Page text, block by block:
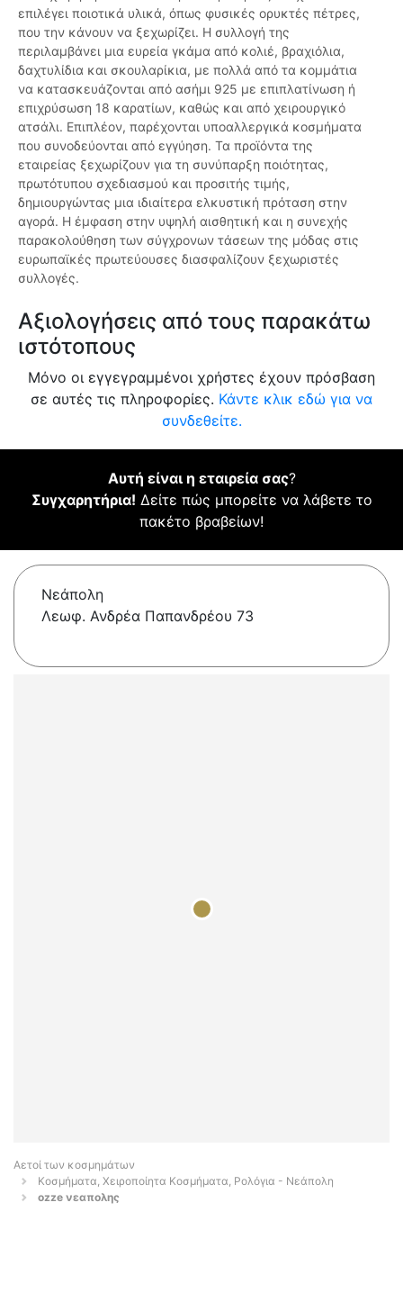
επιλέγει ποιοτικά υλικά, όπως φυσικές ορυκτές πέτρες,
που την κάνουν να ξεχωρίζει. Η συλλογή της
περιλαμβάνει μια ευρεία γκάμα από κολιέ, βραχιόλια,
δαχτυλίδια και σκουλαρίκια, με πολλά από τα κομμάτια
να κατασκευάζονται από ασήμι 925 με επιπλατίνωση ή
επιχρύσωση 18 καρατίων, καθώς και από χειρουργικό
ατσάλι. Επιπλέον, παρέχονται υποαλλεργικά κοσμήματα
που συνοδεύονται από εγγύηση. Τα προϊόντα της
εταιρείας ξεχωρίζουν για τη συνύπαρξη ποιότητας,
πρωτότυπου σχεδιασμού και προσιτής τιμής,
δημιουργώντας μια ιδιαίτερα ελκυστική πρόταση στην
αγορά. Η έμφαση στην υψηλή αισθητική και η συνεχής
παρακολούθηση των σύγχρονων τάσεων της μόδας στις
ευρωπαϊκές πρωτεύουσες διασφαλίζουν ξεχωριστές
συλλογές.
Αξιολογήσεις από τους παρακάτω
ιστότοπους
Μόνο οι εγγεγραμμένοι χρήστες έχουν πρόσβαση
σε αυτές τις πληροφορίες. Κάντε κλικ εδώ για να
συνδεθείτε.
Αυτή είναι η εταιρεία σας?
Συγχαρητήρια! Δείτε πώς μπορείτε να λάβετε το
πακέτο βραβείων!
Νεάπολη
Λεωφ. Ανδρέα Παπανδρέου 73
Αετοί των κοσμημάτων
Κοσμήματα, Χειροποίητα Κοσμήματα, Ρολόγια - Νεάπολη
ozze νεαπολης